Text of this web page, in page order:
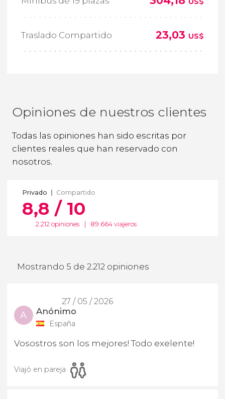
Traslado Compartido 23,03 US$
Opiniones de nuestros clientes
Todas las opiniones han sido escritas por
clientes reales que han reservado con
nosotros.
Privado Compartido
8,8 / 10
2.212 opiniones 89.664 viajeros
Mostrando 5 de 2.212 opiniones
27 / 05 / 2026
A Anónimo
España
Vosostros son los mejores! Todo exelente!
Viajó en pareja